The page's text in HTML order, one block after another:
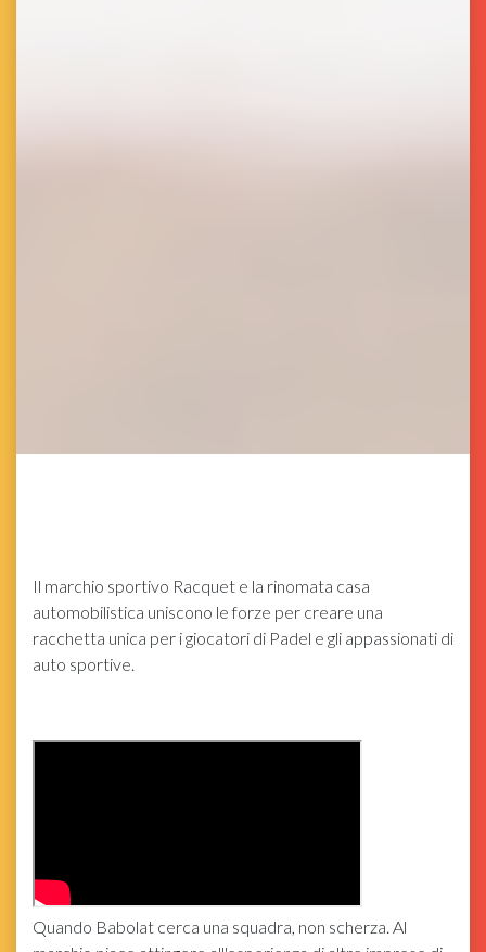
Il marchio sportivo Racquet e la rinomata casa
automobilistica uniscono le forze per creare una
racchetta unica per i giocatori di Padel e gli appassionati di
auto sportive.
Quando Babolat cerca una squadra, non scherza. Al